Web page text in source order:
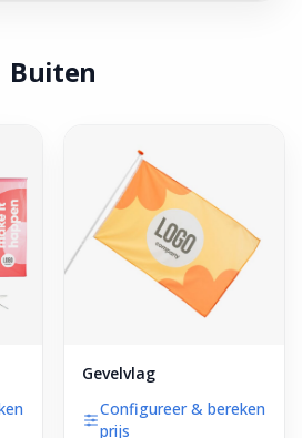
Buiten
Gevelvlag
Configureer & bereken
prijs